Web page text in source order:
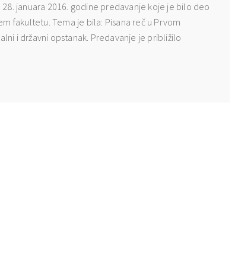
januara 2016. godine predavanje koje je bilo deo
fakultetu. Tema je bila: Pisana reč u Prvom
i državni opstanak. Predavanje je približilo